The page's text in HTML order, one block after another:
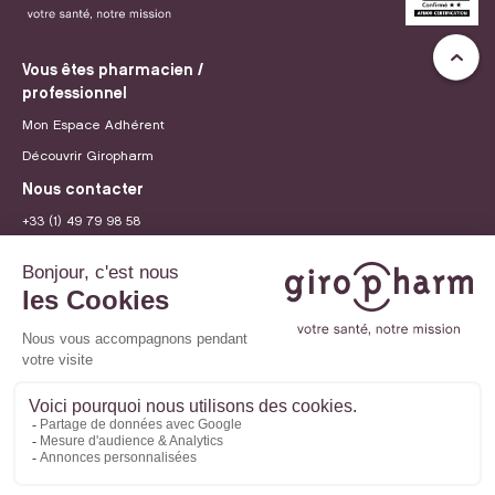
Vous êtes pharmacien /
professionnel
Mon Espace Adhérent
Découvrir Giropharm
Nous contacter
+33 (1) 49 79 98 58
Recrutement